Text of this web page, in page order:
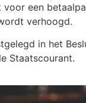
een
verhoogd.
in het
Staatscourant.